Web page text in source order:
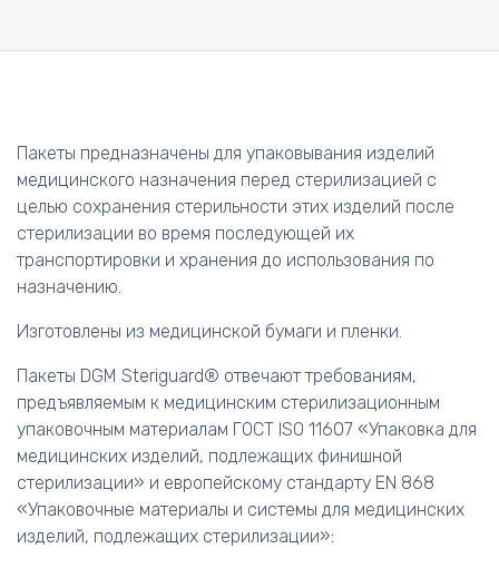
Пакеты предназначены для упаковывания изделий
медицинского назначения перед стерилизацией с
целью сохранения стерильности этих изделий после
стерилизации во время последующей их
транспортировки и хранения до использования по
назначению.
Изготовлены из медицинской бумаги и пленки.
Пакеты DGM Steriguard® отвечают требованиям,
предъявляемым к медицинским стерилизационным
упаковочным материалам ГОСТ ISO 11607 «Упаковка для
медицинских изделий, подлежащих финишной
стерилизации» и европейскому стандарту EN 868
«Упаковочные материалы и системы для медицинских
изделий, подлежащих стерилизации»: